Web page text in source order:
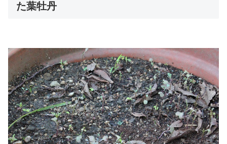
た葉牡丹